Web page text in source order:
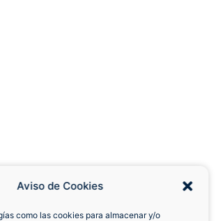
Aviso de Cookies
como las cookies para almacenar y/o